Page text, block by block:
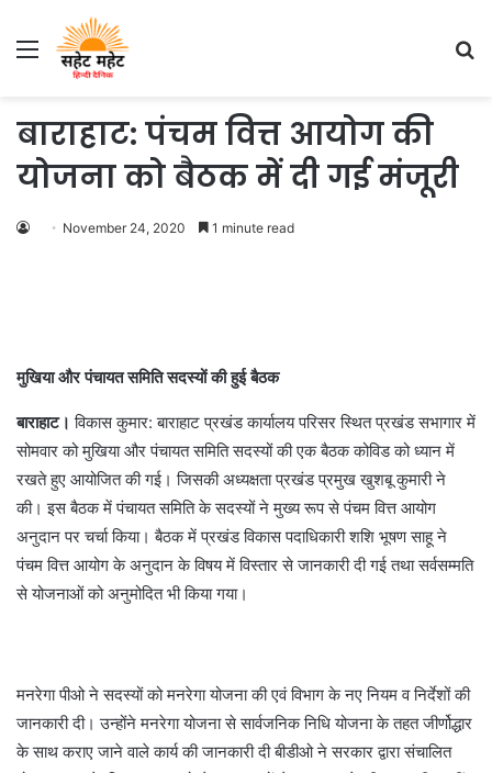
Menu
बाराहाट: पंचम वित्त आयोग की
योजना को बैठक में दी गई मंजूरी
November 24, 2020 1 minute read
मुखिया और पंचायत समिति सदस्यों की हुई बैठक
बाराहाट।विकास कुमार: बाराहाट प्रखंड कार्यालय परिसर स्थित प्रखंड सभागार में
सोमवार को मुखिया और पंचायत समिति सदस्यों की एक बैठक कोविड को ध्यान में
रखते हुए आयोजित की गई। जिसकी अध्यक्षता प्रखंड प्रमुख खुशबू कुमारी ने
की। इस बैठक में पंचायत समिति के सदस्यों ने मुख्य रूप से पंचम वित्त आयोग
अनुदान पर चर्चा किया। बैठक में प्रखंड विकास पदाधिकारी शशि भूषण साहू ने
पंचम वित्त आयोग के अनुदान के विषय में विस्तार से जानकारी दी गई तथा सर्वसम्मति
से योजनाओं को अनुमोदित भी किया गया।
मनरेगा पीओ ने सदस्यों को मनरेगा योजना की एवं विभाग के नए नियम व निर्देशों की
जानकारी दी। उन्होंने मनरेगा योजना से सार्वजनिक निधि योजना के तहत जीर्णोद्धार
के साथ कराए जाने वाले कार्य की जानकारी दी बीडीओ ने सरकार द्वारा संचालित